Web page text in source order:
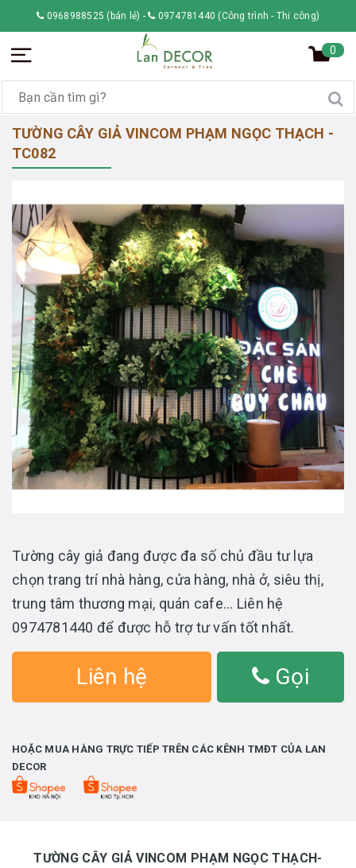
0968988525 (bán lẻ) - 0974781440 (Công trình - Thi công)
0
TƯỜNG CÂY GIẢ VINCOM PHẠM NGỌC THẠCH -
TC082
Tường cây giả đang được đa số chủ đầu tư lựa
chọn trang trí nhà hàng, cửa hàng, nhà ở, siêu thị,
trung tâm thương mại, quán cafe... Liên hệ
0974781440 để được hỗ trợ tư vấn tốt nhất.
Liên hệ Gọi
HOẶC MUA HÀNG TRỰC TIẾP TRÊN CÁC KÊNH TMĐT CỦA LAN
DECOR
TƯỜNG CÂY GIẢ VINCOM PHẠM NGỌC THẠCH-